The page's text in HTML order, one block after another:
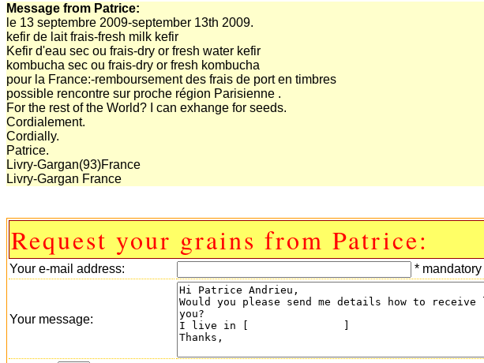
Message from Patrice:
le 13 septembre 2009-september 13th 2009.
kefir de lait frais-fresh milk kefir
Kefir d'eau sec ou frais-dry or fresh water kefir
kombucha sec ou frais-dry or fresh kombucha
pour la France:-remboursement des frais de port en timbres
possible rencontre sur proche région Parisienne .
For the rest of the World? I can exhange for seeds.
Cordialement.
Cordially.
Patrice.
Livry-Gargan(93)France
Livry-Gargan France
Request your grains from Patrice:
Your e-mail address: * mandatory
Your message: